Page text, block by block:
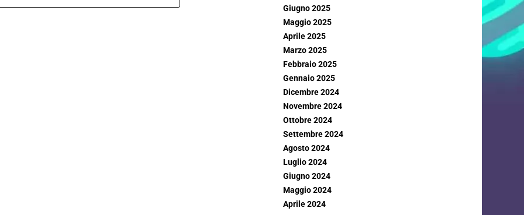
Giugno 2025
Maggio 2025
Aprile 2025
Marzo 2025
Febbraio 2025
Gennaio 2025
Dicembre 2024
Novembre 2024
Ottobre 2024
Settembre 2024
Agosto 2024
Luglio 2024
Giugno 2024
Maggio 2024
Aprile 2024